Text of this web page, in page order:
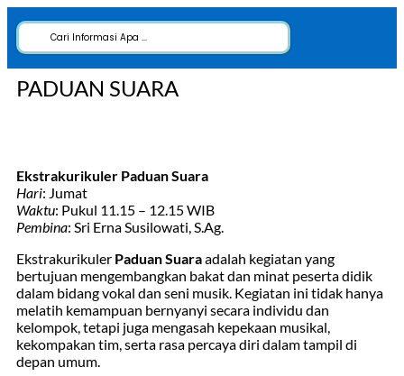
PADUAN SUARA
Ekstrakurikuler Paduan Suara
Hari: Jumat
Waktu: Pukul 11.15 – 12.15 WIB
Pembina: Sri Erna Susilowati, S.Ag.
Ekstrakurikuler Paduan Suaraadalah kegiatan yang
bertujuan mengembangkan bakat dan minat peserta didik
dalam bidang vokal dan seni musik. Kegiatan ini tidak hanya
melatih kemampuan bernyanyi secara individu dan
kelompok, tetapi juga mengasah kepekaan musikal,
kekompakan tim, serta rasa percaya diri dalam tampil di
depan umum.